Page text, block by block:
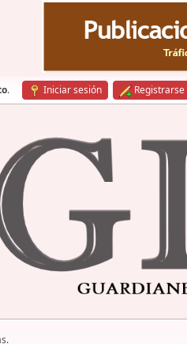
. Iniciar sesión Registrarse